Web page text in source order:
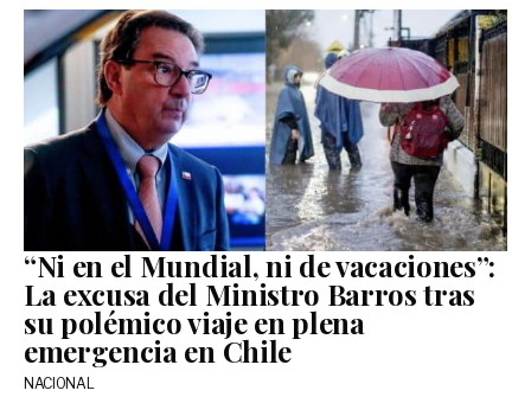
“Ni en el Mundial, ni de vacaciones”:
La excusa del Ministro Barros tras
su polémico viaje en plena
emergencia en Chile
NACIONAL